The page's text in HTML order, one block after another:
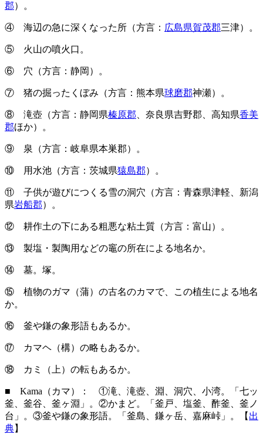
郡）。
④ 海辺の急に深くなった所（方言： 広島県賀茂郡三津）。
⑤ 火山の噴火口。
⑥ 穴（方言：静岡）。
⑦ 猪の掘ったくぼみ（方言：熊本県球磨郡神瀬）。
⑧ 滝壺（方言：静岡県榛原郡 、奈良県吉野郡、高知県香美
郡ほか）。
⑨ 泉（方言：岐阜県本巣郡）。
⑩ 用水池（方言：茨城県猿島郡）。
⑪ 子供が遊びにつくる雪の洞穴（方言：青森県津軽、新潟
県岩船郡）。
⑫ 耕作土の下にある粗悪な粘土質（方言：富山）。
⑬ 製塩・製陶用などの竈の所在による地名か。
⑭ 墓。塚。
⑮ 植物のガマ（蒲）の古名のカマで、この植生による地名
か。
⑯ 釜や鎌の象形語もあるか。
⑰ カマヘ（構）の略もあるか。
⑱ カミ（上）の転もあるか。
■ Kama（カマ）
： ①滝、滝壺、淵、洞穴、小湾。「七ッ
釜、釜谷、釜ヶ淵」。②かまど。「釜戸、塩釜、酢釜、釜ノ
台」。③釜や鎌の象形語。「釜島、鎌ヶ岳、嘉麻峠」。【 出
典】